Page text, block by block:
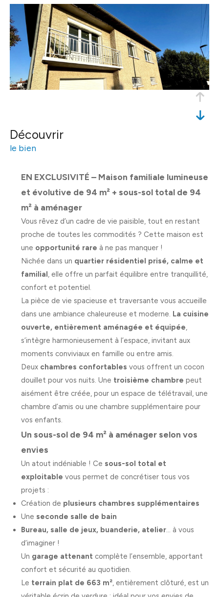
découvrir
le bien
EN EXCLUSIVITÉ – Maison familiale lumineuse
et évolutive de 94 m² + sous-sol total de 94
m² à aménager
Vous rêvez d’un cadre de vie paisible, tout en restant
proche de toutes les commodités ? Cette maison est
une opportunité rare à ne pas manquer !
Nichée dans un quartier résidentiel prisé, calme et
familial , elle offre un parfait équilibre entre tranquillité,
confort et potentiel.
La pièce de vie spacieuse et traversante vous accueille
dans une ambiance chaleureuse et moderne. La cuisine
ouverte, entièrement aménagée et équipée
s’intègre harmonieusement à l’espace, invitant aux
moments conviviaux en famille ou entre amis.
Deux chambres confortables vous offrent un cocon
douillet pour vos nuits. Une troisième chambre peut
aisément être créée, pour un espace de télétravail, une
chambre d’amis ou une chambre supplémentaire pour
vos enfants.
Un sous-sol de 94 m² à aménager selon vos
envies
Un atout indéniable ! Ce sous-sol total et
exploitable vous permet de concrétiser tous vos
projets :
Création de plusieurs chambres supplémentaires
Une seconde salle de bain
Bureau, salle de jeux, buanderie, atelier… à vous
d’imaginer !
Un garage attenant complète l’ensemble, apportant
confort et sécurité au quotidien.
Le terrain plat de 663 m², entièrement clôturé, est un